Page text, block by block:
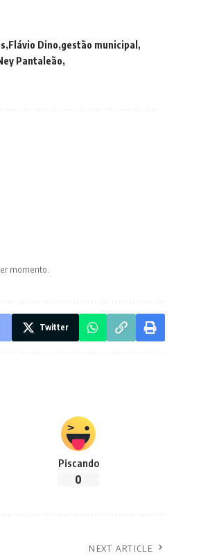
Flávio Dino gestão municipal
Pantaleão
momento.
Twitter
Piscando
0
NEXT ARTICLE